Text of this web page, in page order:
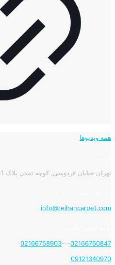
همه ویدیوها
تهران خیابان فردوسی, کوچه تمدن پلاک 11 - طبقه 2 - واحد8
info@reihancarpet.com
02166760847
---
02166758903
09121340970